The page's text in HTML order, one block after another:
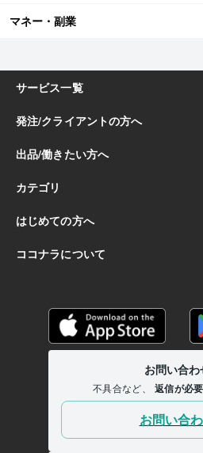
マネー・副業